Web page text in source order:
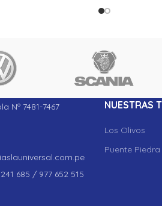
Nº 7481-7467
685 / 977 652 515
NUESTRAS
Los Olivos
Puente Piedra